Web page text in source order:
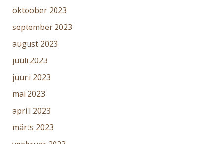
oktoober 2023
september 2023
august 2023
juuli 2023
juuni 2023
mai 2023
aprill 2023
märts 2023